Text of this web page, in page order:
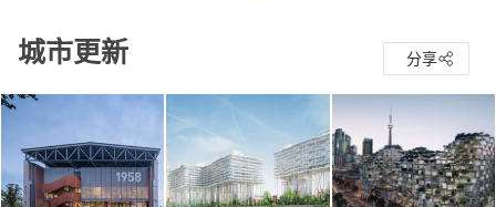
城市更新 分享